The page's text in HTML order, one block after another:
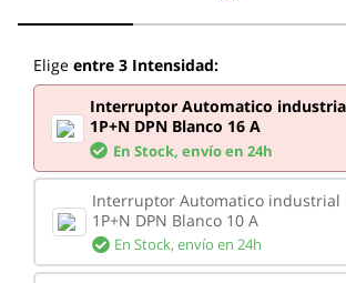
Elige entre 3 Intensidad:
Interruptor Automatico
1P+N DPN Blanco 16 A
En Stock, envío en 24h
Interruptor Automatico industrial
1P+N DPN Blanco 10 A
En Stock,envío en 24h